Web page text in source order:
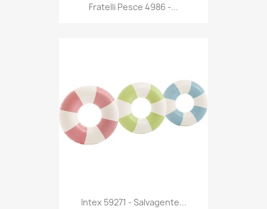
Anteprima
Fratelli Pesce 4986 -...
Anteprima
Intex 59271 - Salvagente...